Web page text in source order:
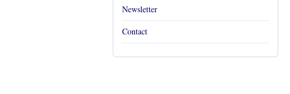
Newsletter
Contact